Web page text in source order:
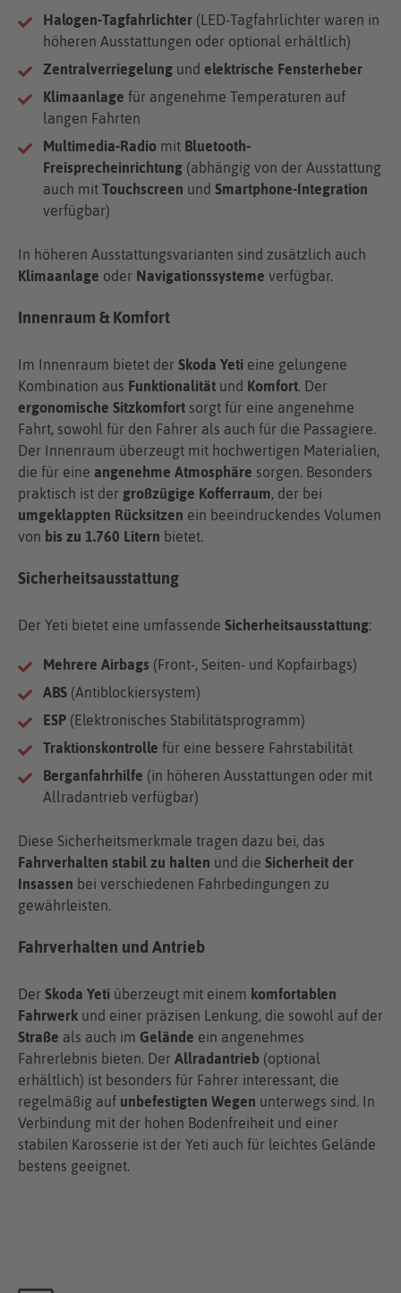
Halogen-Tagfahrlichter (LED-Tagfahrlichter waren in
höheren Ausstattungen oder optional erhältlich)
Zentralverriegelung und elektrische Fensterheber
Klimaanlage für angenehme Temperaturen auf
langen Fahrten
Multimedia-Radio mit Bluetooth-
Freisprecheinrichtung (abhängig von der Ausstattung
auch mit Touchscreen und Smartphone-Integration
verfügbar)
In höheren Ausstattungsvarianten sind zusätzlich auch
Klimaanlage oder Navigationssysteme verfügbar.
Innenraum & Komfort
Im Innenraum bietet der Skoda Yeti eine gelungene
Kombination aus Funktionalität und Komfort. Der
ergonomische Sitzkomfort sorgt für eine angenehme
Fahrt, sowohl für den Fahrer als auch für die Passagiere.
Der Innenraum überzeugt mit hochwertigen Materialien,
die für eine angenehme Atmosphäre sorgen. Besonders
praktisch ist der großzügige Kofferraum, der bei
umgeklappten Rücksitzen ein beeindruckendes Volumen
von bis zu 1.760 Litern bietet.
Sicherheitsausstattung
Der Yeti bietet eine umfassende Sicherheitsausstattung:
Mehrere Airbags (Front-, Seiten- und Kopfairbags)
ABS (Antiblockiersystem)
ESP (Elektronisches Stabilitätsprogramm)
Traktionskontrolle für eine bessere Fahrstabilität
Berganfahrhilfe (in höheren Ausstattungen oder mit
Allradantrieb verfügbar)
Diese Sicherheitsmerkmale tragen dazu bei, das
Fahrverhalten stabil zu halten und die Sicherheit der
Insassen bei verschiedenen Fahrbedingungen zu
gewährleisten.
Fahrverhalten und Antrieb
Der Skoda Yeti überzeugt mit einem komfortablen
Fahrwerk und einer präzisen Lenkung, die sowohl auf der
Straße als auch im Gelände ein angenehmes
Fahrerlebnis bieten. Der Allradantrieb (optional
erhältlich) ist besonders für Fahrer interessant, die
regelmäßig auf unbefestigten Wegen unterwegs sind. In
Verbindung mit der hohen Bodenfreiheit und einer
stabilen Karosserie ist der Yeti auch für leichtes Gelände
bestens geeignet.